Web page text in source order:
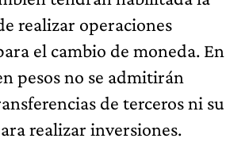
realizar operaciones
el cambio de moneda. En
pesos no se admitirán
de terceros ni su
realizar inversiones.